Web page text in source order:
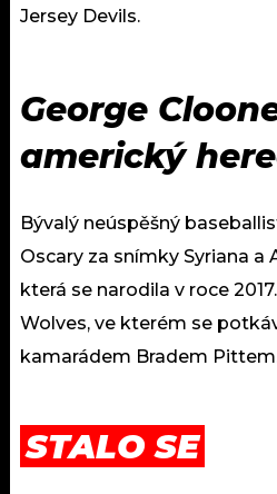
Jersey Devils.
George
americký
Bývalý neúspěšný
Oscary za snímky Syriana a
která se narodila v roce
Wolves, ve kterém se
kamarádem Bradem
STALO SE